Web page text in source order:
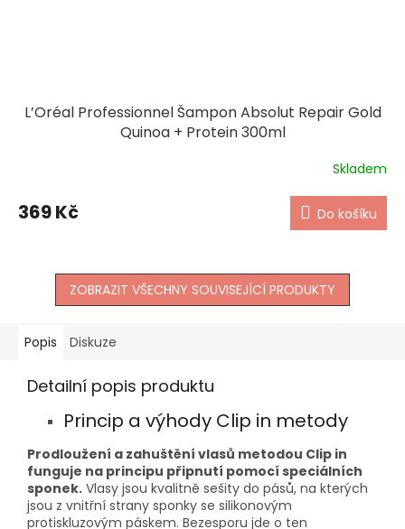
L’Oréal Professionnel Šampon Absolut Repair Gold
Quinoa + Protein 300ml
Skladem
369 Kč Do košíku
ZOBRAZIT VŠECHNY SOUVISEJÍCÍ PRODUKTY
Popis Diskuze
Detailní popis produktu
Princip a výhody Clip in metody
Prodloužení a zahuštění vlasů metodou Clip in
funguje na principu připnutí pomocí speciálních
sponek. Vlasy jsou kvalitně sešity do pásů, na kterých
jsou z vnitřní strany sponky se silikonovým
protiskluzovým páskem. Bezesporu jde o ten